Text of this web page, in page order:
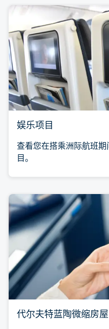
娱乐项目
查看您在搭乘洲际航班
目。
代尔夫特蓝陶微缩房屋